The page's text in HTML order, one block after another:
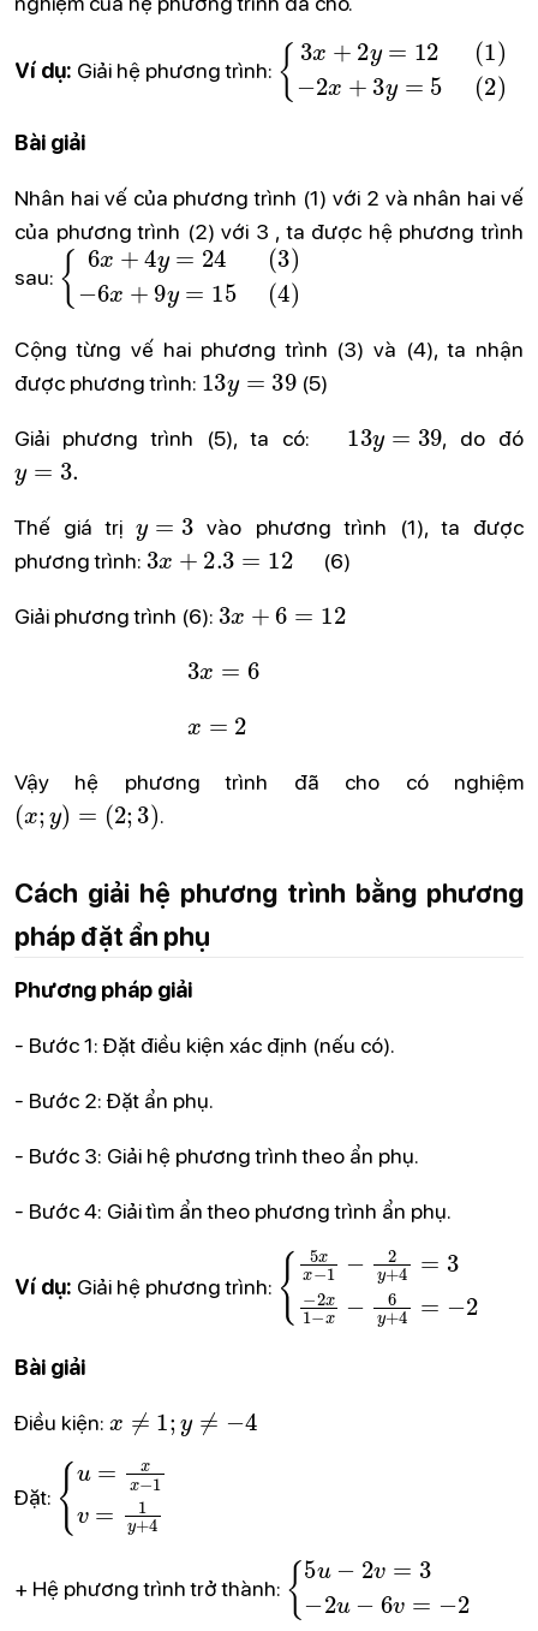
Ví dụ: Giải hệ phương trình:
{3 x+ 2y =12(1 )−2 3y=
Bài giải
Nhân hai vế của phương trình (1) với 2 và nhân hai vế
của phương trình (2) với 3 , ta được hệ phương trình
sau:
{6 x+4y=24(3)− 9y=
Cộng từng vế hai phương trình (3) và (4), ta nhận
được phương trình:
13y=39
(5)
Giải phương trình (5), ta có:
, do đó
y=3.
Thế giá trị
vào phương trình (1), ta được
phương trình:
3x +2 .3=12
(6)
Giải phương trình (6):
Vậy hệ phương trình đã cho có nghiệm
(x;y = (2 3 )
.
Cách giải hệ phương trình bằng phương
pháp đặt ẩn phụ
Phương pháp giải
- Bước 1: Đặt điều kiện xác định (nếu có).
- Bước 2: Đặt ẩn phụ.
- Bước 3: Giải hệ phương trình theo ẩn phụ.
- Bước 4: Giải tìm ẩn theo phương trình ẩn phụ.
Ví dụ: Giải hệ phương trình:
{5xx− 1− 2y+4 =3−
Bài giải
Điều kiện:
1
Đặt:
{u= xx −1v=
+ Hệ phương trình trở thành:
{5u−2v=3 −2u